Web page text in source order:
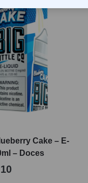
Cake – E-
– Doces